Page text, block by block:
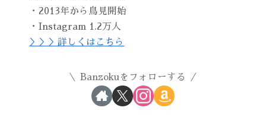
・2013年から鳥見開始
・Instagram 1.2万人
＞＞＞詳しくはこちら
Banzokuをフォローする